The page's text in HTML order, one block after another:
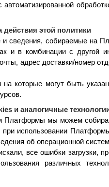
этой политики
и сведения, собираемые на
и в комбинации с другой
адрес доставки/номер
на которые могут быть
и аналогичные
мы можем
при использовании
об операционной
все ошибки загрузки,
различных